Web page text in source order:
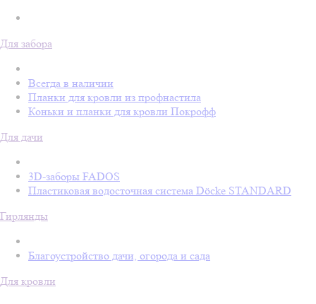
Для забора
Всегда в наличии
Планки для кровли из профнастила
Коньки и планки для кровли Покрофф
Для дачи
3D-заборы FADOS
Пластиковая водосточная система Döcke STANDARD
Гирлянды
Благоустройство дачи, огорода и сада
Для кровли